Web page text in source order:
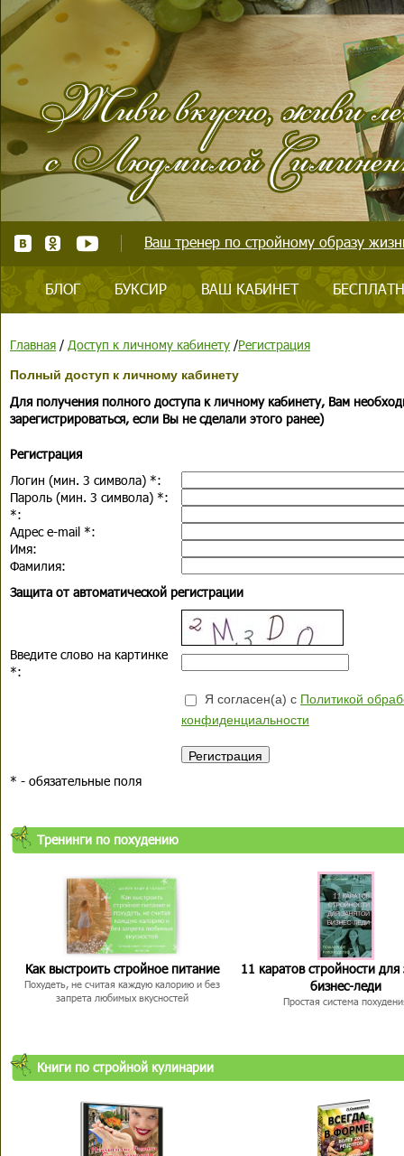
Ваш тренер по стройному образу
БЛОГ БУКСИР ВАШ КАБИНЕТ
Главная / Доступ к личному кабинету /Регистрация
Полный доступ к личному кабинету
Для получения полного доступа к личному кабинету, Вам
зарегистрироваться, если Вы не сделали этого ранее)
Регистрация
Логин (мин. 3 символа) *:
Пароль (мин. 3 символа) *:
*:
Адрес e-mail *:
Имя:
Фамилия:
Защита от автоматической регистрации
Введите слово на картинке
*:
Я согласен(а) с Политикой
конфиденциальности
* - обязательные поля
Тренинги по похудению
Как выстроить стройное питание
Похудеть, не считая каждую калорию и без
запрета любимых вкусностей
11 каратов стройности для
бизнес-леди
Простая система
Книги по стройной кулинарии